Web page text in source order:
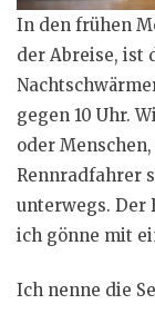
In den frühen
der Abreise, ist
gegen 10 Uhr.
oder
Rennradfahrer
unterwegs. Der
ich gönne mit
Ich nenne die